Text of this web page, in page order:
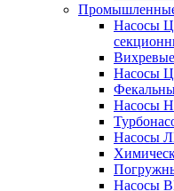
Насосы
Насосы
Насосы
Насосы
Насосы